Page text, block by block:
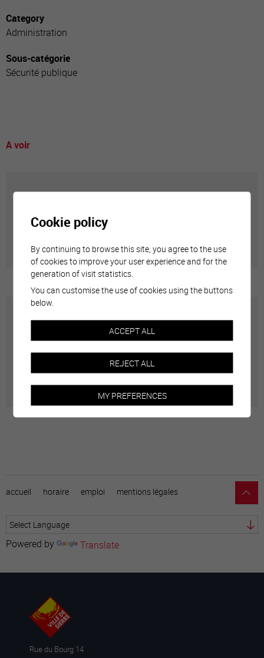
Category
Administration
Sous-catégorie
Sécurité publique
A voir
Adresses utiles en ville de Sierre
Carte interactive
Géolocalisation de tous les points d'intérêt de la Ville
de Sierre.
accueil horaire emploi mentions légales
Powered by Translate
Rue du Bourg 14
Cookie policy
By continuing to browse this site, you agree to the use
of cookies to improve your user experience and for the
generation of visit statistics.
You can customise the use of cookies using the buttons
below.
ACCEPT ALL
REJECT ALL
MY PREFERENCES